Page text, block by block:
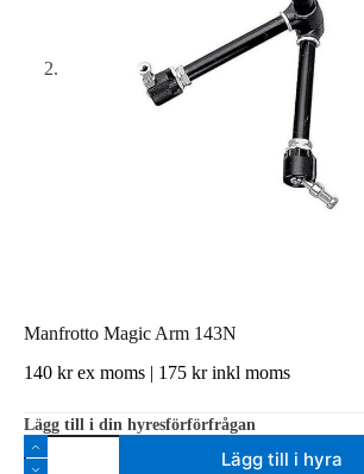
Manfrotto Magic Arm 143N
140 krex moms | 175 krinkl moms
Lägg till i din hyresförförfrågan
Manfrotto
Magic
Lägg till i hyra